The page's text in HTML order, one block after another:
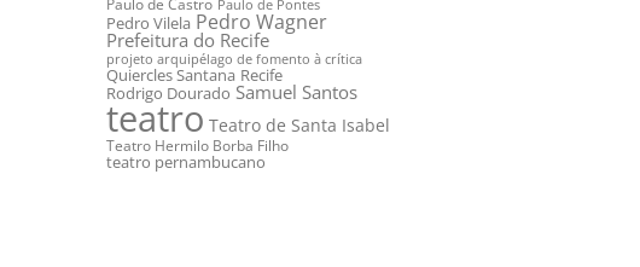
Paulo de Castro Paulo de Pontes
Pedro Vilela Pedro Wagner
Prefeitura do Recife
projeto arquipélago de fomento à crítica
Quiercles Santana Recife
Rodrigo Dourado Samuel Santos
teatro Teatro de Santa Isabel
Teatro Hermilo Borba Filho
teatro pernambucano